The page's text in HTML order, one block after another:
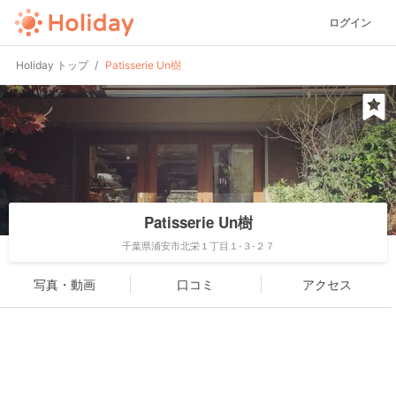
ログイン
Holiday トップ Patisserie Un樹
Patisserie Un樹
千葉県浦安市北栄１丁目１-３-２７
写真・動画 口コミ アクセス